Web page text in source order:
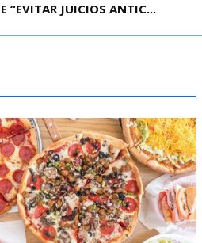
LOS TRES REQU...